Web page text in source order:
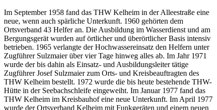
Im September 1958 fand das THW Kelheim in der Alleestraße eine
neue, wenn auch spärliche Unterkunft. 1960 gehörten dem
Ortsverband 43 Helfer an. Die Ausbildung im Wasserdienst und am
Bergungsgerät wurden auf örtlicher und überörtlicher Basis intensiv
betrieben. 1965 verlangte der Hochwassereinsatz den Helfern unter
Zugführer Sulzmaier über vier Tage hinweg alles ab. Im Jahr 1971
wurde der bis dahin als Einsatz- und Ausbildungsleiter tätige
Zugführer Josef Sulzmaier zum Orts- und Kreisbeauftragten des
THW Kelheim bestellt. 1972 wurde die bis heute bestehende THW-
Hütte in der Seebachschleife eingeweiht. Im Januar 1977 fand das
THW Kelheim im Kreisbauhof eine neue Unterkunft. Im April 1977
wurde der Ortsverband Kelheim mit Funkgeräten und einem neuen